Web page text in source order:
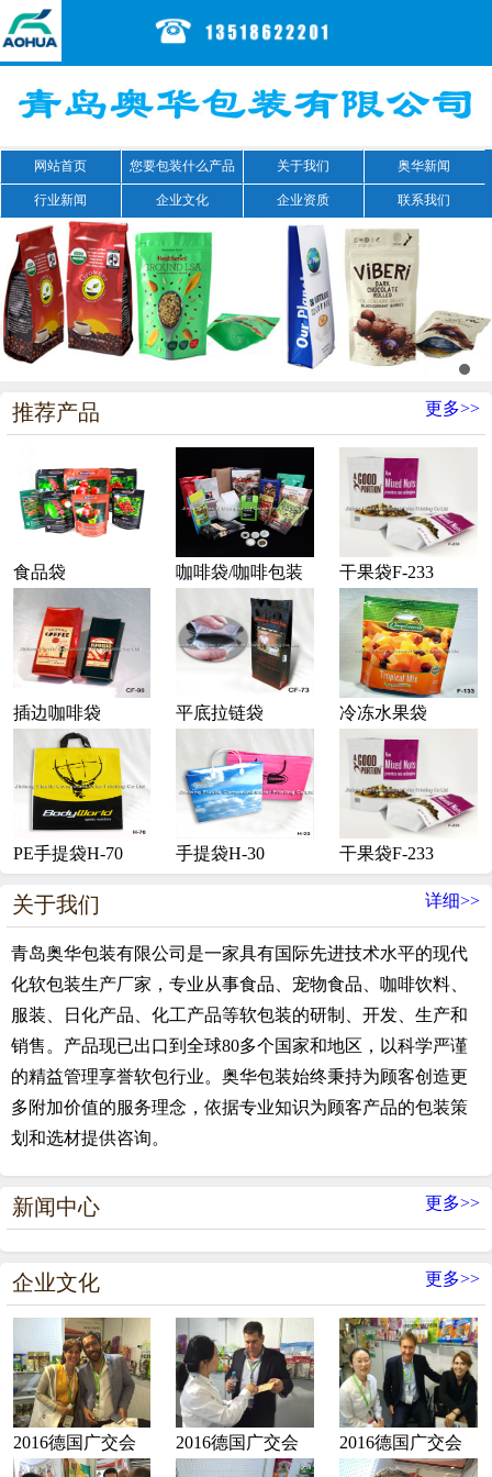
网站首页 您要包装什么产品 关于我们 奥华新闻
行业新闻 企业文化 企业资质 联系我们
推荐产品 更多>>
食品袋 咖啡袋/咖啡包装 干果袋F-233
插边咖啡袋 平底拉链袋 冷冻水果袋
PE手提袋H-70 手提袋H-30 干果袋F-233
关于我们 详细>>
青岛奥华包装有限公司是一家具有国际先进技术水平的现代
化软包装生产厂家，专业从事食品、宠物食品、咖啡饮料、
服装、日化产品、化工产品等软包装的研制、开发、生产和
销售。产品现已出口到全球80多个国家和地区，以科学严谨
的精益管理享誉软包行业。奥华包装始终秉持为顾客创造更
多附加价值的服务理念，依据专业知识为顾客产品的包装策
划和选材提供咨询。
新闻中心 更多>>
企业文化 更多>>
2016德国广交会 2016德国广交会 2016德国广交会